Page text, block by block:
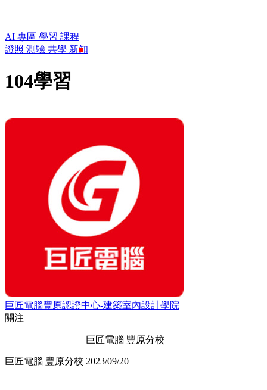
AI 專區 學習 課程
證照 測驗 共學 新知
104學習
巨匠電腦豐原認證中心-建築室內設計學院
關注
巨匠電腦 豐原分校
巨匠電腦 豐原分校
2023/09/20